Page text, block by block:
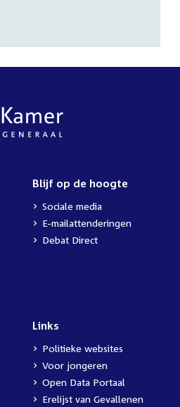
Blijf op de hoogte
Sociale media
E-mailattenderingen
Debat Direct
Links
Politieke websites
Voor jongeren
Open Data Portaal
Erelijst van Gevallenen